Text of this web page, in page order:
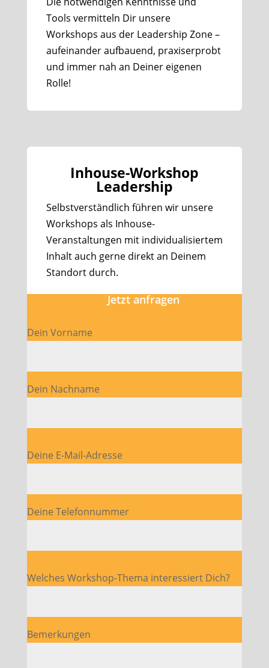
Tools vermitteln Dir unsere
Workshops aus der Leadership Zone –
aufeinander aufbauend, praxiserprobt
und immer nah an Deiner eigenen
Rolle!
Inhouse-Workshop
Leadership
Selbstverständlich führen wir unsere
Workshops als Inhouse-
Veranstaltungen mit individualisiertem
Inhalt auch gerne direkt an Deinem
Standort durch.
Jetzt anfragen
Dein Vorname
Dein Nachname
Bitte lasse dieses Feld leer.
Deine E-Mail-Adresse
Deine Telefonnummer
Bitte lasse dieses Feld leer.
Welches Workshop-Thema interessiert Dich?
Bemerkungen